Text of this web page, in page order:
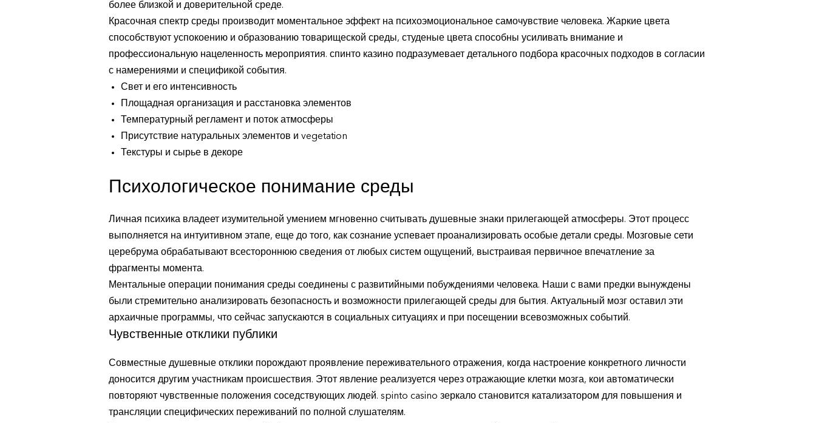
более близкой и доверительной среде.
Красочная спектр среды производит моментальное эффект на психоэмоциональное самочувствие человека. Жаркие цвета
способствуют успокоению и образованию товарищеской среды, студеные цвета способны усиливать внимание и
профессиональную нацеленность мероприятия. спинто казино подразумевает детального подбора красочных подходов в согласии
с намерениями и спецификой события.
Свет и его интенсивность
Площадная организация и расстановка элементов
Температурный регламент и поток атмосферы
Присутствие натуральных элементов и vegetation
Текстуры и сырье в декоре
Психологическое понимание среды
Личная психика владеет изумительной умением мгновенно считывать душевные знаки прилегающей атмосферы. Этот процесс
выполняется на интуитивном этапе, еще до того, как сознание успевает проанализировать особые детали среды. Мозговые сети
церебрума обрабатывают всестороннюю сведения от любых систем ощущений, выстраивая первичное впечатление за
фрагменты момента.
Ментальные операции понимания среды соединены с развитийными побуждениями человека. Наши с вами предки вынуждены
были стремительно анализировать безопасность и возможности прилегающей среды для бытия. Актуальный мозг оставил эти
архаичные программы, что сейчас запускаются в социальных ситуациях и при посещении всевозможных событий.
Чувственные отклики публики
Совместные душевные отклики порождают проявление переживательного отражения, когда настроение конкретного личности
доносится другим участникам происшествия. Этот явление реализуется через отражающие клетки мозга, кои автоматически
повторяют чувственные положения соседствующих людей. spinto casino зеркало становится катализатором для повышения и
трансляции специфических переживаний по полной слушателям.